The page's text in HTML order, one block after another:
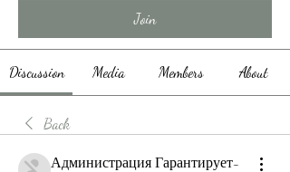
Join
Discussion Media Members About
Back
Администрация Гарантирует-